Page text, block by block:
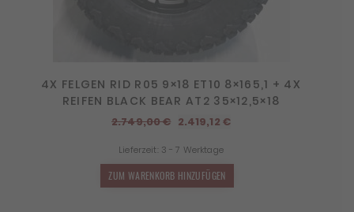
4X FELGEN RID R05 9×18 ET10 8×165,1 + 4X
REIFEN BLACK BEAR AT2 35×12,5×18
2.749,00€ Ursprünglicher
war:
2.749,00 €
2.419,12 €Aktueller
Lieferzeit: 3 - 7 Werktage
ZUM WARENKORB HINZUFÜGEN